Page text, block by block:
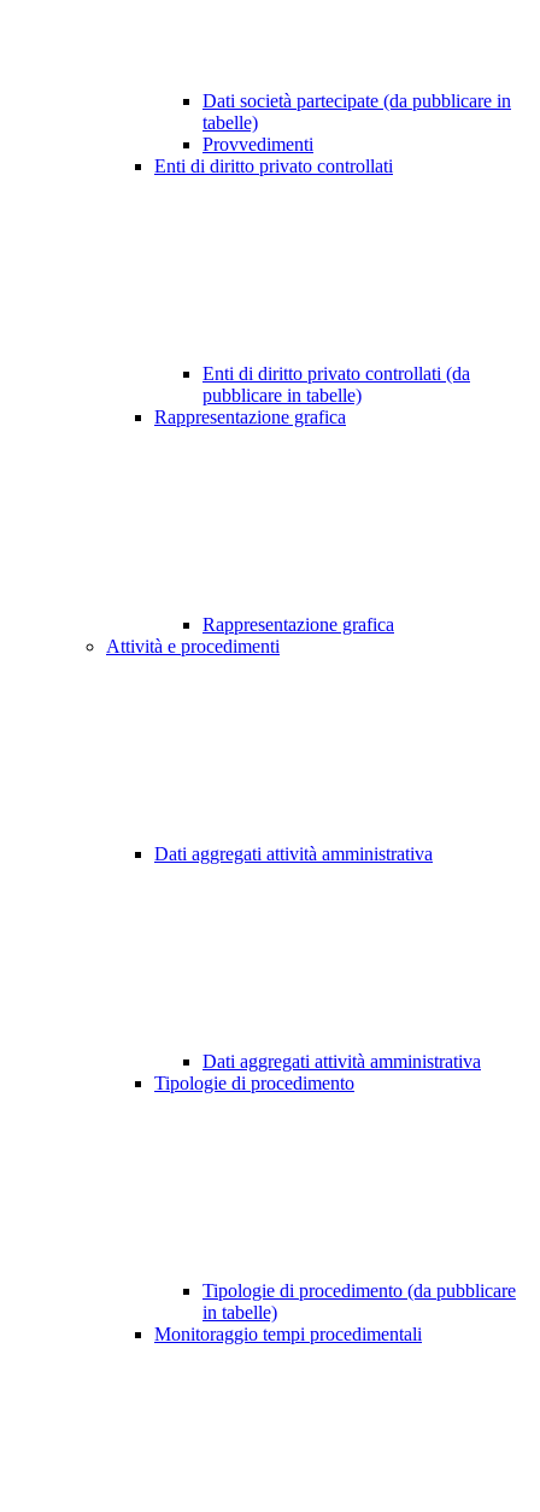
Dati società partecipate (da pubblicare in
tabelle)
Provvedimenti
Enti di diritto privato controllati
Enti di diritto privato controllati (da
pubblicare in tabelle)
Rappresentazione grafica
Rappresentazione grafica
Attività e procedimenti
Dati aggregati attività amministrativa
Dati aggregati attività amministrativa
Tipologie di procedimento
Tipologie di procedimento (da pubblicare
in tabelle)
Monitoraggio tempi procedimentali